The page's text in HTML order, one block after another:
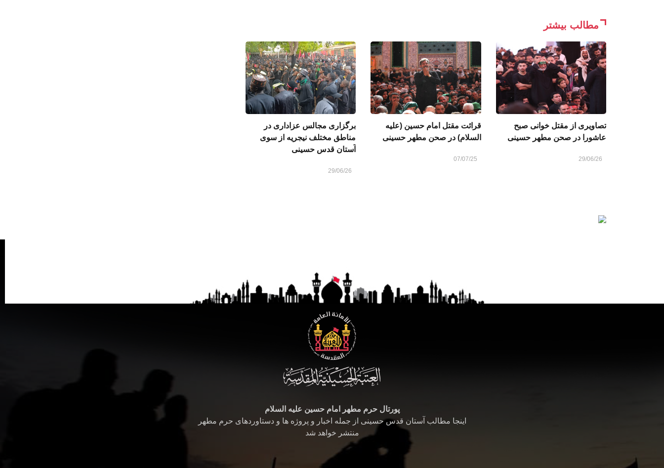
مطالب بیشتر
تصاویری از مقتل خوانی صبح
عاشورا در صحن مطهر حسینی
29/06/26
قرائت مقتل امام حسین (علیه
السلام) در صحن مطهر حسینی
07/07/25
برگزاری مجالس عزاداری در
مناطق مختلف نیجریه از سوی
آستان قدس حسینی
29/06/26
پورتال حرم مطهر امام حسین علیه السلام
اینجا مطالب آستان قدس حسینی از جمله اخبار و پروژه ها و دستاوردهای حرم مطهر
منتشر خواهد شد